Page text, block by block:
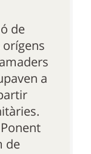
de
a
de